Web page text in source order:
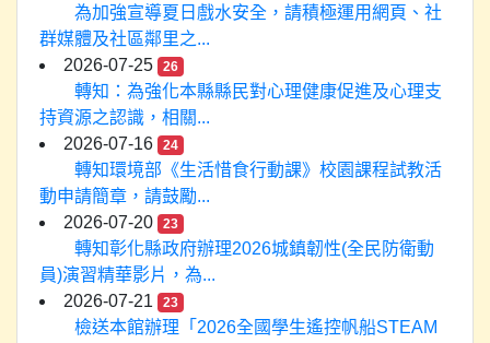
為加強宣導夏日戲水安全，請積極運用網頁、社
群媒體及社區鄰里之...
2026-07-25
26
轉知：為強化本縣縣民對心理健康促進及心理支
持資源之認識，相關...
2026-07-16
24
轉知環境部《生活惜食行動課》校園課程試教活
動申請簡章，請鼓勵...
2026-07-20
23
轉知彰化縣政府辦理2026城鎮韌性(全民防衛動
員)演習精華影片，為...
2026-07-21
23
檢送本館辦理「2026全國學生遙控帆船STEAM